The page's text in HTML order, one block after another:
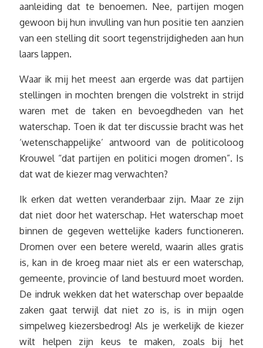
aanleiding dat te benoemen. Nee, partijen mogen
gewoon bij hun invulling van hun positie ten aanzien
van een stelling dit soort tegenstrijdigheden aan hun
laars lappen.
Waar ik mij het meest aan ergerde was dat partijen
stellingen in mochten brengen die volstrekt in strijd
waren met de taken en bevoegdheden van het
waterschap. Toen ik dat ter discussie bracht was het
‘wetenschappelijke’ antwoord van de politicoloog
Krouwel “dat partijen en politici mogen dromen”. Is
dat wat de kiezer mag verwachten?
Ik erken dat wetten veranderbaar zijn. Maar ze zijn
dat niet door het waterschap. Het waterschap moet
binnen de gegeven wettelijke kaders functioneren.
Dromen over een betere wereld, waarin alles gratis
is, kan in de kroeg maar niet als er een waterschap,
gemeente, provincie of land bestuurd moet worden.
De indruk wekken dat het waterschap over bepaalde
zaken gaat terwijl dat niet zo is, is in mijn ogen
simpelweg kiezersbedrog! Als je werkelijk de kiezer
wilt helpen zijn keus te maken, zoals bij het